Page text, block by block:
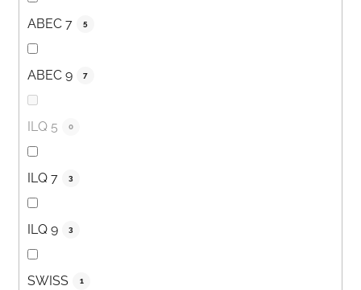
ABEC 7 5
ABEC 9 7
ILQ 5 0
ILQ 7 3
ILQ 9 3
SWISS 1